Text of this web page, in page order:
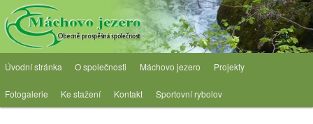
Přejít
k
hlavnímu
obsahu
webu OPS Máchovo jezero
Obecně prospěšná společnost
Hlavní
menu
Úvodní stránka O společnosti Máchovo jezero Projekty
Fotogalerie Ke stažení Kontakt Sportovní rybolov